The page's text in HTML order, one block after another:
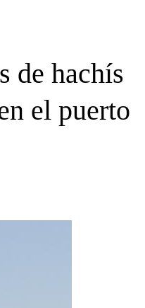
de hachís
el puerto